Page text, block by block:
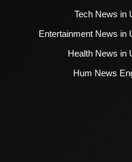
Tech News in
Entertainment News in
Health News in
Hum News